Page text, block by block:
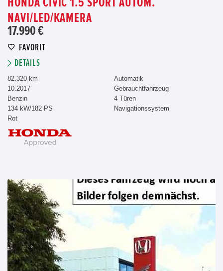
NAVI/LED/KAMERA
17.990 €
FAVORIT
DETAILS
82.320 km
10.2017
Benzin
134 kW/182 PS
Rot
Automatik
Gebrauchtfahrzeug
4 Türen
Navigationssystem